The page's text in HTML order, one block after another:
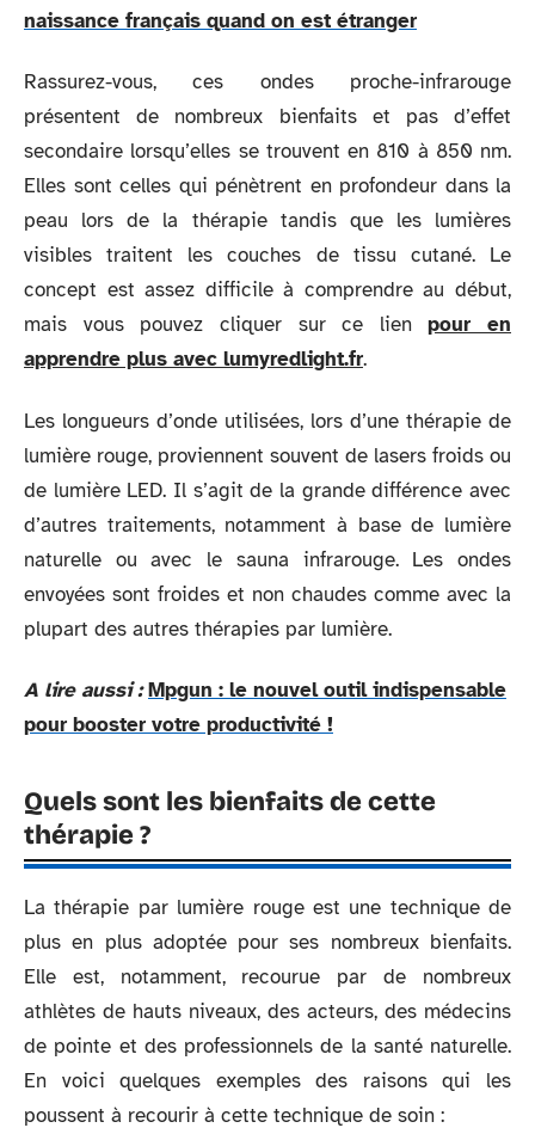
naissance français quand on est étranger
Rassurez-vous, ces ondes proche-infrarouge
présentent de nombreux bienfaits et pas d’effet
secondaire lorsqu’elles se trouvent en 810 à 850 nm.
Elles sont celles qui pénètrent en profondeur dans la
peau lors de la thérapie tandis que les lumières
visibles traitent les couches de tissu cutané. Le
concept est assez difficile à comprendre au début,
mais vous pouvez cliquer sur ce lienpour en
apprendre plus avec lumyredlight.fr.
Les longueurs d’onde utilisées, lors d’une thérapie de
lumière rouge, proviennent souvent de lasers froids ou
de lumière LED. Il s’agit de la grande différence avec
d’autres traitements, notamment à base de lumière
naturelle ou avec le sauna infrarouge. Les ondes
envoyées sont froides et non chaudes comme avec la
plupart des autres thérapies par lumière.
A lire aussi : Mpgun : le nouvel outil indispensable
pour booster votre productivité !
Quels sont les bienfaits de cette
thérapie ?
La thérapie par lumière rouge est une technique de
plus en plus adoptée pour ses nombreux bienfaits.
Elle est, notamment, recourue par de nombreux
athlètes de hauts niveaux, des acteurs, des médecins
de pointe et des professionnels de la santé naturelle.
En voici quelques exemples des raisons qui les
poussent à recourir à cette technique de soin :